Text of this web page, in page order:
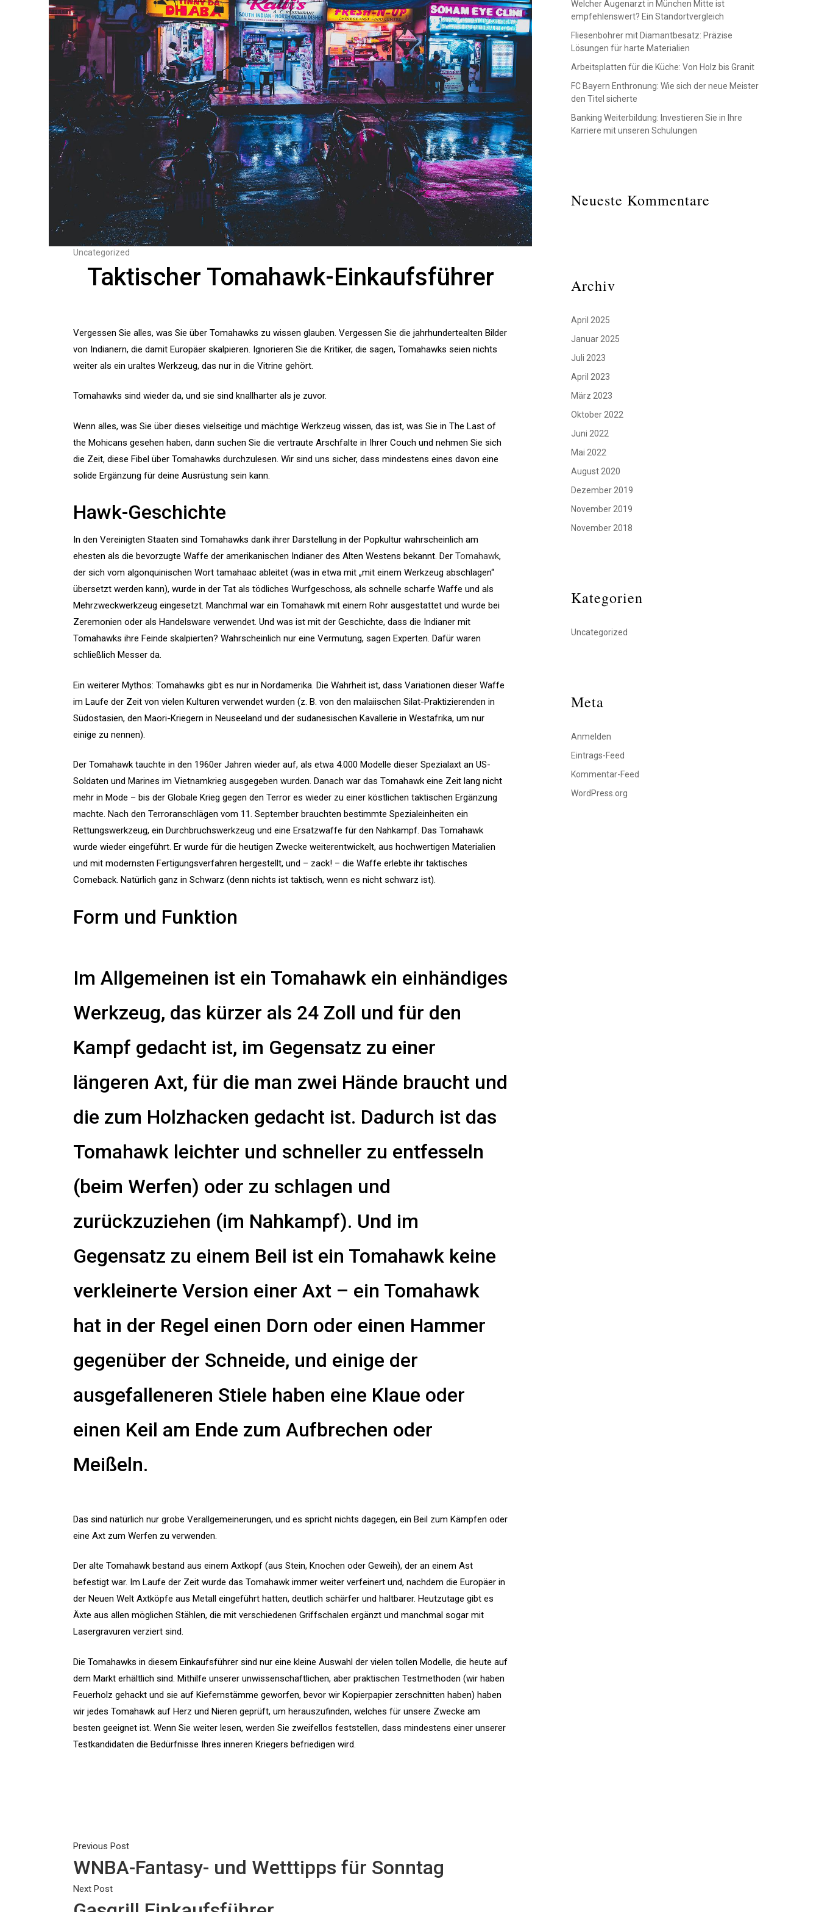
Uncategorized
Taktischer Tomahawk-Einkaufsführer
Vergessen Sie alles, was Sie über Tomahawks zu wissen glauben. Vergessen Sie die jahrhundertealten Bilder
von Indianern, die damit Europäer skalpieren. Ignorieren Sie die Kritiker, die sagen, Tomahawks seien nichts
weiter als ein uraltes Werkzeug, das nur in die Vitrine gehört.
Tomahawks sind wieder da, und sie sind knallharter als je zuvor.
Wenn alles, was Sie über dieses vielseitige und mächtige Werkzeug wissen, das ist, was Sie in The Last of
the Mohicans gesehen haben, dann suchen Sie die vertraute Arschfalte in Ihrer Couch und nehmen Sie sich
die Zeit, diese Fibel über Tomahawks durchzulesen. Wir sind uns sicher, dass mindestens eines davon eine
solide Ergänzung für deine Ausrüstung sein kann.
Hawk-Geschichte
In den Vereinigten Staaten sind Tomahawks dank ihrer Darstellung in der Popkultur wahrscheinlich am
ehesten als die bevorzugte Waffe der amerikanischen Indianer des Alten Westens bekannt. Der Tomahawk,
der sich vom algonquinischen Wort tamahaac ableitet (was in etwa mit „mit einem Werkzeug abschlagen“
übersetzt werden kann), wurde in der Tat als tödliches Wurfgeschoss, als schnelle scharfe Waffe und als
Mehrzweckwerkzeug eingesetzt. Manchmal war ein Tomahawk mit einem Rohr ausgestattet und wurde bei
Zeremonien oder als Handelsware verwendet. Und was ist mit der Geschichte, dass die Indianer mit
Tomahawks ihre Feinde skalpierten? Wahrscheinlich nur eine Vermutung, sagen Experten. Dafür waren
schließlich Messer da.
Ein weiterer Mythos: Tomahawks gibt es nur in Nordamerika. Die Wahrheit ist, dass Variationen dieser Waffe
im Laufe der Zeit von vielen Kulturen verwendet wurden (z. B. von den malaiischen Silat-Praktizierenden in
Südostasien, den Maori-Kriegern in Neuseeland und der sudanesischen Kavallerie in Westafrika, um nur
einige zu nennen).
Der Tomahawk tauchte in den 1960er Jahren wieder auf, als etwa 4.000 Modelle dieser Spezialaxt an US-
Soldaten und Marines im Vietnamkrieg ausgegeben wurden. Danach war das Tomahawk eine Zeit lang nicht
mehr in Mode – bis der Globale Krieg gegen den Terror es wieder zu einer köstlichen taktischen Ergänzung
machte. Nach den Terroranschlägen vom 11. September brauchten bestimmte Spezialeinheiten ein
Rettungswerkzeug, ein Durchbruchswerkzeug und eine Ersatzwaffe für den Nahkampf. Das Tomahawk
wurde wieder eingeführt. Er wurde für die heutigen Zwecke weiterentwickelt, aus hochwertigen Materialien
und mit modernsten Fertigungsverfahren hergestellt, und – zack! – die Waffe erlebte ihr taktisches
Comeback. Natürlich ganz in Schwarz (denn nichts ist taktisch, wenn es nicht schwarz ist).
Form und Funktion
Im Allgemeinen ist ein Tomahawk ein einhändiges
Werkzeug, das kürzer als 24 Zoll und für den
Kampf gedacht ist, im Gegensatz zu einer
längeren Axt, für die man zwei Hände braucht und
die zum Holzhacken gedacht ist. Dadurch ist das
Tomahawk leichter und schneller zu entfesseln
(beim Werfen) oder zu schlagen und
zurückzuziehen (im Nahkampf). Und im
Gegensatz zu einem Beil ist ein Tomahawk keine
verkleinerte Version einer Axt – ein Tomahawk
hat in der Regel einen Dorn oder einen Hammer
gegenüber der Schneide, und einige der
ausgefalleneren Stiele haben eine Klaue oder
einen Keil am Ende zum Aufbrechen oder
Meißeln.
Das sind natürlich nur grobe Verallgemeinerungen, und es spricht nichts dagegen, ein Beil zum Kämpfen oder
eine Axt zum Werfen zu verwenden.
Der alte Tomahawk bestand aus einem Axtkopf (aus Stein, Knochen oder Geweih), der an einem Ast
befestigt war. Im Laufe der Zeit wurde das Tomahawk immer weiter verfeinert und, nachdem die Europäer in
der Neuen Welt Axtköpfe aus Metall eingeführt hatten, deutlich schärfer und haltbarer. Heutzutage gibt es
Äxte aus allen möglichen Stählen, die mit verschiedenen Griffschalen ergänzt und manchmal sogar mit
Lasergravuren verziert sind.
Die Tomahawks in diesem Einkaufsführer sind nur eine kleine Auswahl der vielen tollen Modelle, die heute auf
dem Markt erhältlich sind. Mithilfe unserer unwissenschaftlichen, aber praktischen Testmethoden (wir haben
Feuerholz gehackt und sie auf Kiefernstämme geworfen, bevor wir Kopierpapier zerschnitten haben) haben
wir jedes Tomahawk auf Herz und Nieren geprüft, um herauszufinden, welches für unsere Zwecke am
besten geeignet ist. Wenn Sie weiter lesen, werden Sie zweifellos feststellen, dass mindestens einer unserer
Testkandidaten die Bedürfnisse Ihres inneren Kriegers befriedigen wird.
Beitragsnavigation
Previous Post
WNBA-Fantasy- und Wetttipps für Sonntag
Previous
Post
Next Post
Welcher Augenarzt in München Mitte ist
empfehlenswert? Ein Standortvergleich
Fliesenbohrer mit Diamantbesatz: Präzise
Lösungen für harte Materialien
Arbeitsplatten für die Küche: Von Holz bis Granit
FC Bayern Enthronung: Wie sich der neue Meister
den Titel sicherte
Banking Weiterbildung: Investieren Sie in Ihre
Karriere mit unseren Schulungen
Neueste Kommentare
Archiv
April 2025
Januar 2025
Juli 2023
April 2023
März 2023
Oktober 2022
Juni 2022
Mai 2022
August 2020
Dezember 2019
November 2019
November 2018
Kategorien
Uncategorized
Meta
Anmelden
Eintrags-Feed
Kommentar-Feed
WordPress.org